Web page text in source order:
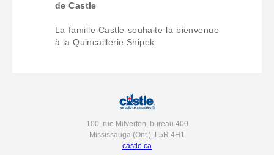
de Castle
La famille Castle souhaite la bienvenue
à la Quincaillerie Shipek.
100, rue Milverton, bureau 400
Mississauga (Ont.), L5R 4H1
castle.ca